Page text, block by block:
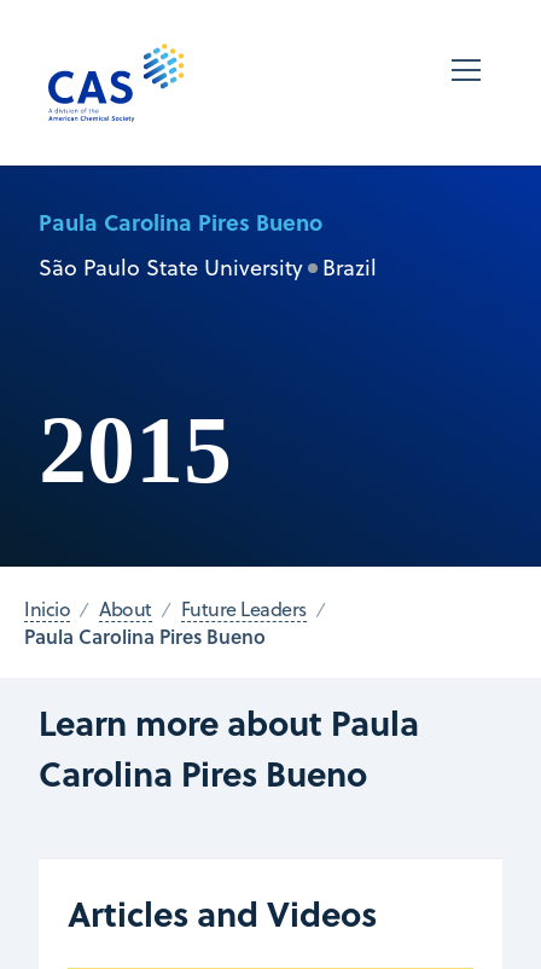
Paula Carolina Pires Bueno
São Paulo State University Brazil
2015
Inicio About Future Leaders
Paula Carolina Pires Bueno
Learn more about Paula
Carolina Pires Bueno
Articles and Videos